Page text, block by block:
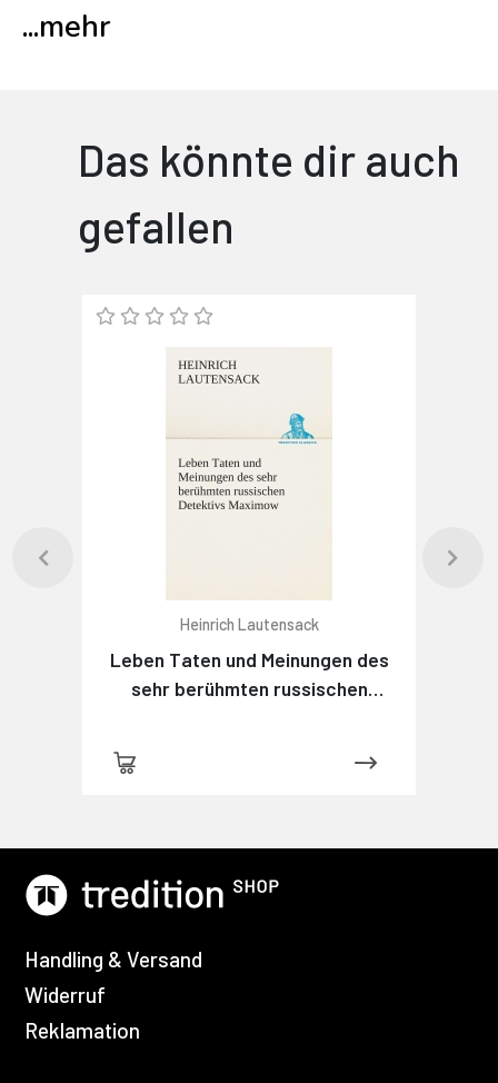
...mehr
Das könnte dir auch
gefallen
Heinrich Lautensack
Leben Taten und Meinungen des
sehr berühmten russischen
Handling & Versand
Widerruf
Reklamation